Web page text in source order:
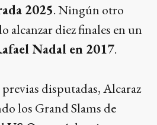
2025. Ningún otro
alcanzar diez finales en un
Nadal en 2017.
disputadas, Alcaraz
los Grand Slams de